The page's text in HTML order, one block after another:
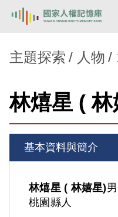
新生訓導處
蛋殼畫
主題探索
背景知識
關於我們
主題探索 人物
林熺星 ( 林
基本資料與簡介
林熺星 ( 林嬉星)男
桃園縣人